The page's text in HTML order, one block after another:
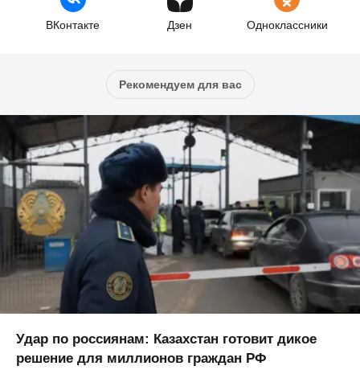
ВКонтакте Дзен Одноклассники
Рекомендуем для вас
Удар по россиянам: Казахстан готовит дикое
решение для миллионов граждан РФ